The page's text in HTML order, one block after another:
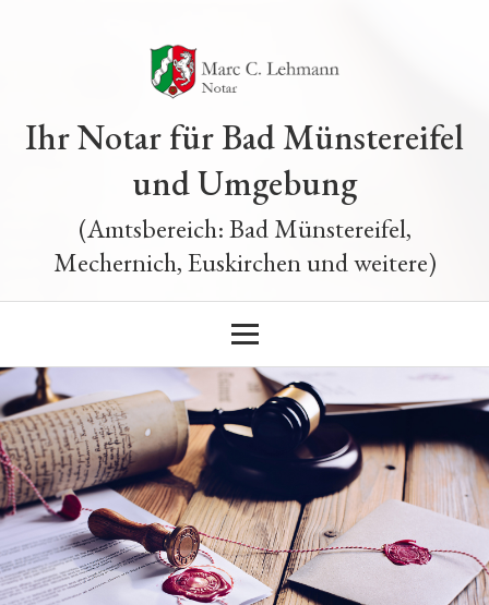
Ihr Notar für Bad Münstereifel
und Umgebung
(Amtsbereich: Bad Münstereifel,
Mechernich, Euskirchen und weitere)